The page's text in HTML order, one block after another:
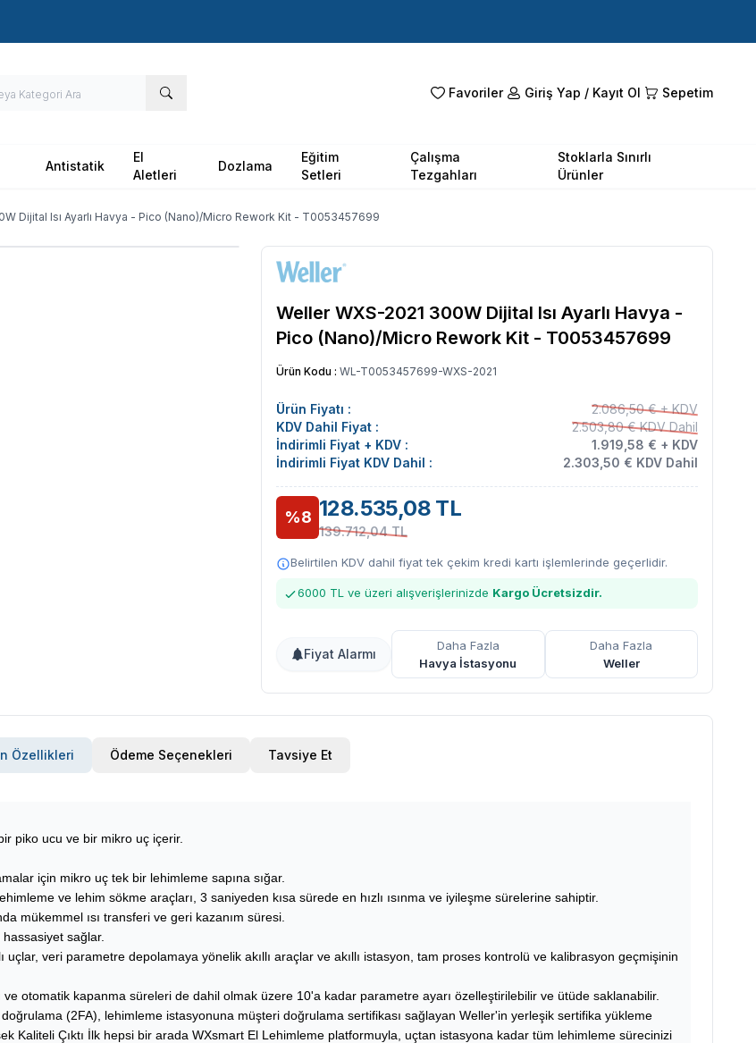
Favoriler Giriş Yap / Kayıt Ol Sepetim
Antistatik
El
Aletleri
Dozlama
Eğitim
Setleri
Çalışma
Tezgahları
Stoklarla Sınırlı
Ürünler
Dijital Isı Ayarlı Havya - Pico (Nano)/Micro Rework Kit - T0053457699
Weller WXS-2021 300W Dijital Isı Ayarlı Havya -
Pico (Nano)/Micro Rework Kit - T0053457699
Ürün Kodu : WL-T0053457699-WXS-2021
Ürün Fiyatı :
2.086,50 € + KDV
KDV Dahil Fiyat :
2.503,80 € KDV Dahil
İndirimli Fiyat + KDV :
1.919,58 € + KDV
İndirimli Fiyat KDV Dahil :
2.303,50 € KDV Dahil
%8 128.535,08 TL
139.712,04 TL
Belirtilen KDV dahil fiyat tek çekim kredi kartı işlemlerinde geçerlidir.
6000 TL ve üzeri alışverişlerinizde Kargo Ücretsizdir.
Fiyat Alarmı
Daha Fazla
Havya İstasyonu
Daha Fazla
Weller
Özellikleri Ödeme Seçenekleri Tavsiye Et
piko ucu ve bir mikro uç içerir.
için mikro uç tek bir lehimleme sapına sığar.
ve lehim sökme araçları, 3 saniyeden kısa sürede en hızlı ısınma ve iyileşme sürelerine sahiptir.
mükemmel ısı transferi ve geri kazanım süresi.
sağlar.
veri parametre depolamaya yönelik akıllı araçlar ve akıllı istasyon, tam proses kontrolü ve kalibrasyon geçmişinin
otomatik kapanma süreleri de dahil olmak üzere 10'a kadar parametre ayarı özelleştirilebilir ve ütüde saklanabilir.
(2FA), lehimleme istasyonuna müşteri doğrulama sertifikası sağlayan Weller'in yerleşik sertifika yükleme
Kaliteli Çıktı İlk hepsi bir arada WXsmart El Lehimleme platformuyla, uçtan istasyona kadar tüm lehimleme sürecinizi